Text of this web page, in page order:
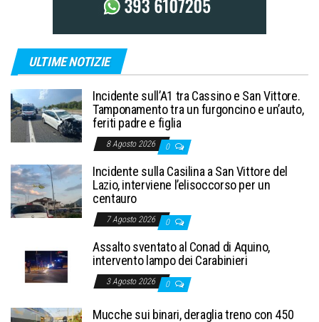
ULTIME NOTIZIE
Incidente sull’A1 tra Cassino e San Vittore.
Tamponamento tra un furgoncino e un’auto,
feriti padre e figlia
8 Agosto 2026 0
Incidente sulla Casilina a San Vittore del
Lazio, interviene l’elisoccorso per un
centauro
7 Agosto 2026 0
Assalto sventato al Conad di Aquino,
intervento lampo dei Carabinieri
3 Agosto 2026 0
Mucche sui binari, deraglia treno con 450